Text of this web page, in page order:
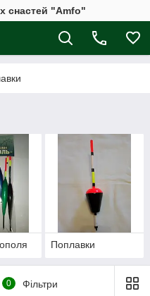
снастей "Amfo"
Поплавки
0 Фільтри